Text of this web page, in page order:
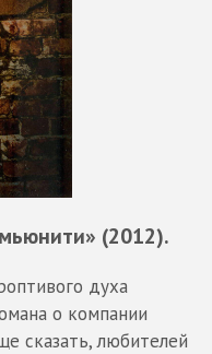
(2012).
духа
о компании
сказать, любителей